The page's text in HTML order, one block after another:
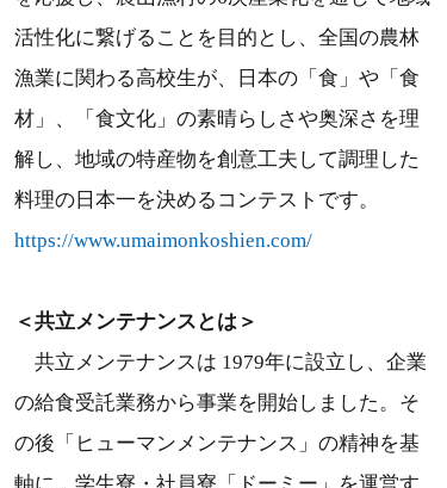
活性化に繋げることを目的とし、全国の農林
漁業に関わる高校生が、日本の「食」や「食
材」、「食文化」の素晴らしさや奥深さを理
解し、地域の特産物を創意工夫して調理した
料理の日本一を決めるコンテストです。
https://www.umaimonkoshien.com/
＜共立メンテナンスとは＞
共立メンテナンスは 1979年に設立し、企業
の給食受託業務から事業を開始しました。そ
の後「ヒューマンメンテナンス」の精神を基